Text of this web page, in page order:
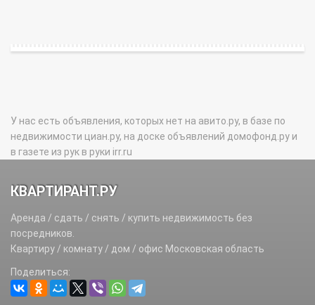
У нас есть объявления, которых нет на авито.ру, в базе по
недвижимости циан.ру, на доске объявлений домофонд.ру и
в газете из рук в руки irr.ru
КВАРТИРАНТ.РУ
Аренда / сдать / снять / купить недвижимость без
посредников.
Квартиру / комнату / дом / офис Московская область
Поделиться: